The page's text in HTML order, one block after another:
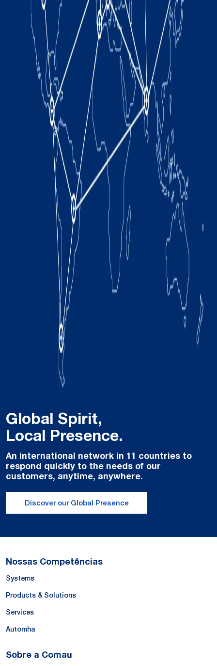
Global Spirit,
Local Presence.
An international network in 11 countries to
respond quickly to the needs of our
customers, anytime, anywhere.
Discover our Global Presence
Nossas Competências
Systems
Products & Solutions
Services
Automha
Sobre a Comau